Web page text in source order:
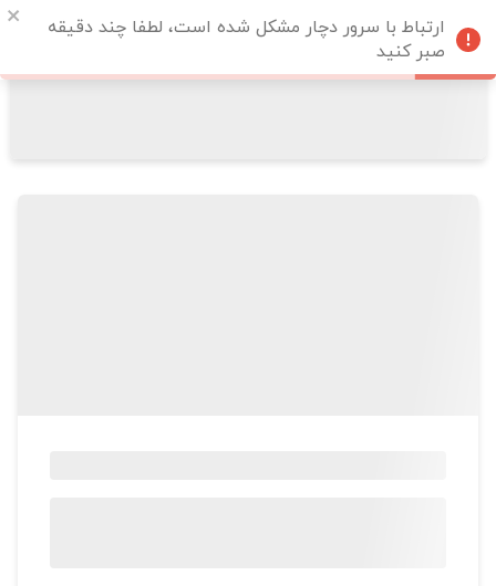
ارتباط با سرور دچار مشکل شده است، لطفا چند دقیقه
صبر کنید